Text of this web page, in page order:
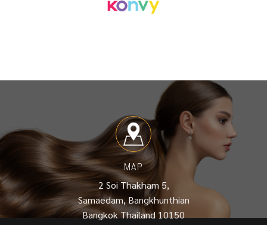
MAP
2 Soi Thakham 5,
Samaedam, Bangkhunthian
Bangkok Thailand 10150